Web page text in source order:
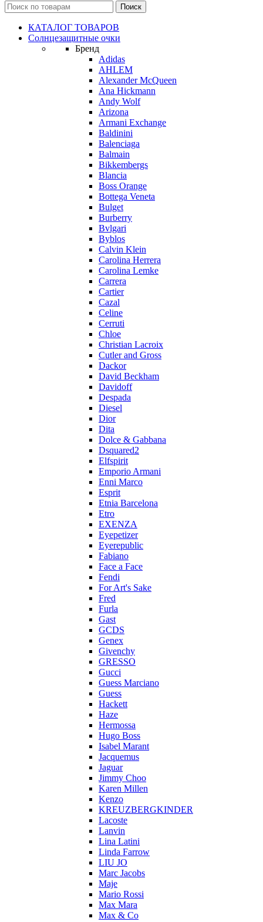
КАТАЛОГ ТОВАРОВ
Солнцезащитные очки
Бренд
Adidas
AHLEM
Alexander McQueen
Ana Hickmann
Andy Wolf
Arizona
Armani Exchange
Baldinini
Balenciaga
Balmain
Bikkembergs
Blancia
Boss Orange
Bottega Veneta
Bulget
Burberry
Bvlgari
Byblos
Calvin Klein
Carolina Herrera
Carolina Lemke
Carrera
Cartier
Cazal
Celine
Cerruti
Chloe
Christian Lacroix
Cutler and Gross
Dackor
David Beckham
Davidoff
Despada
Diesel
Dior
Dita
Dolce & Gabbana
Dsquared2
Elfspirit
Emporio Armani
Enni Marco
Esprit
Etnia Barcelona
Etro
EXENZA
Eyepetizer
Eyerepublic
Fabiano
Face a Face
Fendi
For Art's Sake
Fred
Furla
Gast
GCDS
Genex
Givenchy
GRESSO
Gucci
Guess Marciano
Guess
Hackett
Haze
Hermossa
Hugo Boss
Isabel Marant
Jacquemus
Jaguar
Jimmy Choo
Karen Millen
Kenzo
KREUZBERGKINDER
Lacoste
Lanvin
Lina Latini
Linda Farrow
LIU JO
Marc Jacobs
Maje
Mario Rossi
Max Mara
Max & Co